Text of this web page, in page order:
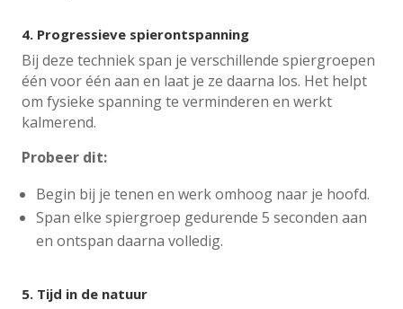
4. Progressieve spierontspanning
Bij deze techniek span je verschillende spiergroepen
één voor één aan en laat je ze daarna los. Het helpt
om fysieke spanning te verminderen en werkt
kalmerend.
Probeer dit:
Begin bij je tenen en werk omhoog naar je hoofd.
Span elke spiergroep gedurende 5 seconden aan
en ontspan daarna volledig.
5. Tijd in de natuur